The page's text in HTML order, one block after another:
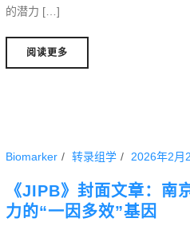
的潜力 […]
阅读更多
Biomarker 转录组学 2026年2月
《JIPB》封面文章：南
力的“一因多效”基因